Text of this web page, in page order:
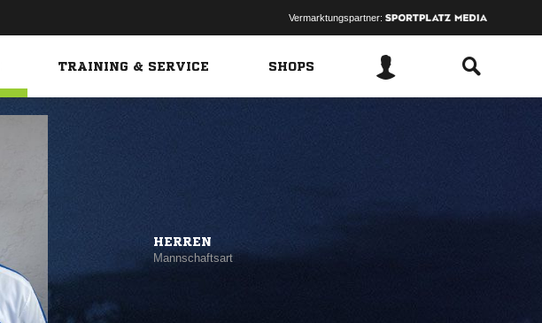
Vermarktungspartner:
TRAINING & SERVICE SHOPS
HERREN
Mannschaftsart